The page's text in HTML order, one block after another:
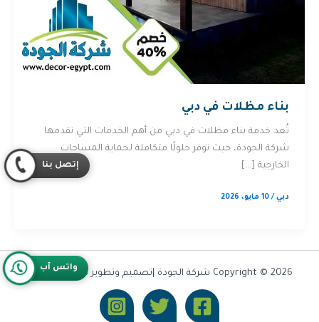
بناء مظلات في دبي
تُعد خدمة بناء مظلات في دبي من أهم الخدمات التي تقدمها
شركة الجودة، حيث توفر حلولًا متكاملة لحماية المساحات
الخارجية […]
دبي/10 مايو، 2026
Copyright © 2026 شركة الجودة |تصميم وتطوير شركة Olymoo
واتس آب
إتصل بنا